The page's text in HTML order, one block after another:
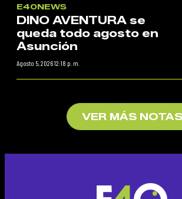
E40NEWS
DINO AVENTURA se
queda todo agosto en
Asunción
Agosto 5, 2026 12:18 p. m.
VER MÁS NOTAS